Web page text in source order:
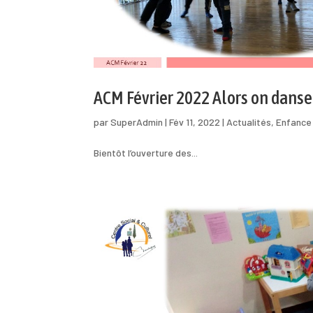
ACM Février 2022 Alors on
parSuperAdmin |Fév 11, 2022 | Actualités,Enfance
Bientôt l’ouverture des...